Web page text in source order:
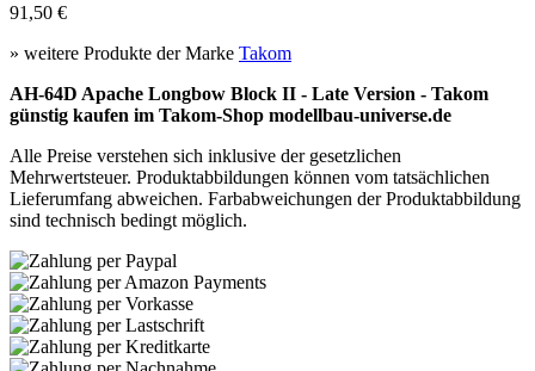
91,50 €
» weitere Produkte der Marke Takom
AH-64D Apache Longbow Block II - Late Version - Takom
günstig kaufen im Takom-Shop modellbau-universe.de
Alle Preise verstehen sich inklusive der gesetzlichen
Mehrwertsteuer. Produktabbildungen können vom tatsächlichen
Lieferumfang abweichen. Farbabweichungen der Produktabbildung
sind technisch bedingt möglich.